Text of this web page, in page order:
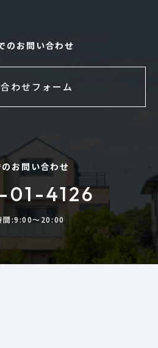
のお問い合わせ
わせフォーム
お問い合わせ
01-4126
間:9:00〜20:00